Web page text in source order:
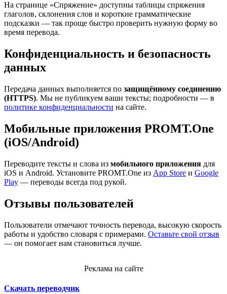
На странице «Спряжение» доступны таблицы спряжения
глаголов, склонения слов и короткие грамматические
подсказки — так проще быстро проверить нужную форму во
время перевода.
Конфиденциальность и безопасность
данных
Передача данных выполняется по защищённому соединению
(HTTPS). Мы не публикуем ваши тексты; подробности — в
политике конфиденциальности на сайте.
Мобильные приложения PROMT.One
(iOS/Android)
Переводите тексты и слова из мобильного приложения для
iOS и Android. Установите PROMT.One из App Store и Google
Play — переводы всегда под рукой.
Отзывы пользователей
Пользователи отмечают точность перевода, высокую скорость
работы и удобство словаря с примерами. Оставьте свой отзыв
— он помогает нам становиться лучше.
Реклама на сайте
Скачать переводчик